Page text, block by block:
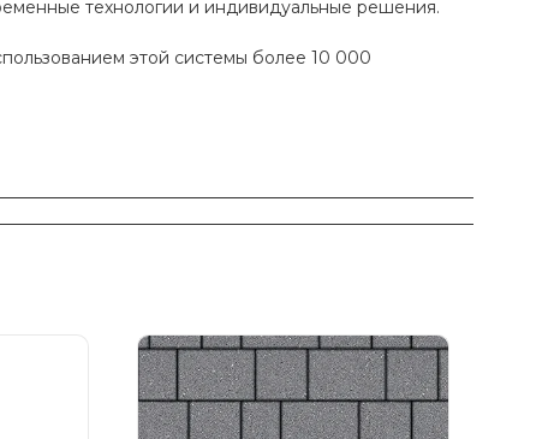
технологии и индивидуальные решения.
этой системы более 10 000